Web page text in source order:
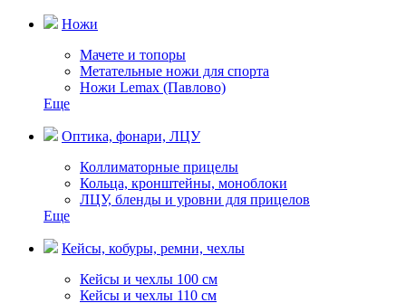
Ножи
Мачете и топоры
Метательные ножи для спорта
Ножи Lemax (Павлово)
Еще
Оптика, фонари, ЛЦУ
Коллиматорные прицелы
Кольца, кронштейны, моноблоки
ЛЦУ, бленды и уровни для прицелов
Еще
Кейсы, кобуры, ремни, чехлы
Кейсы и чехлы 100 см
Кейсы и чехлы 110 см